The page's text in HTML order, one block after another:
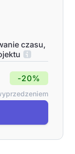
czasu,
-20%